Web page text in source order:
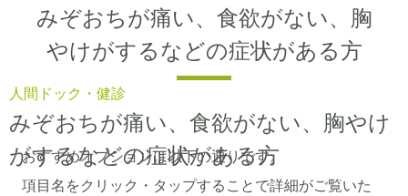
人間ドック・健診
みぞおちが痛い、食欲がない、胸やけ
がするなどの症状がある方
みぞおちが痛い、食欲がない、胸
やけがするなどの症状がある方
おすすめオプションは以下の通りです。
項目名をクリック・タップすることで詳細がご覧いた